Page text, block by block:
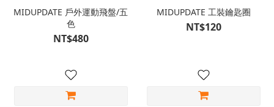
MIDUPDATE 戶外運動飛盤/五
色
NT$480
MIDUPDATE 工裝鑰匙圈
NT$120